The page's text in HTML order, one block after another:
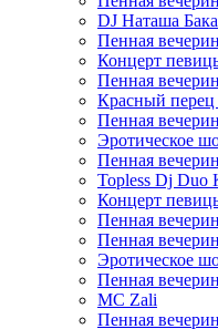
DJ Наташа
Пенная
Концерт
Пенная
Красный
Пенная
Эротическое
Пенная
Topless Dj Duo
Концерт
Пенная
Пенная
Эротическое
Пенная
MC Zali
Пенная